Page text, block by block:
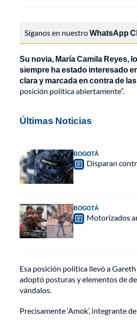
Síganos en nuestroWhatsApp
Su novia, María Camila Reyes,
siempre ha estado interesado
clara y marcada en contra de
posición política abiertamente”.
Últimas Noticias
BOGOTÁ
Disparan
BOGOTÁ
Motorizados
Esa posición política llevó a Gareth
adoptó posturas y elementos de
vándalos.
Precisamente ‘Amok’, integrante